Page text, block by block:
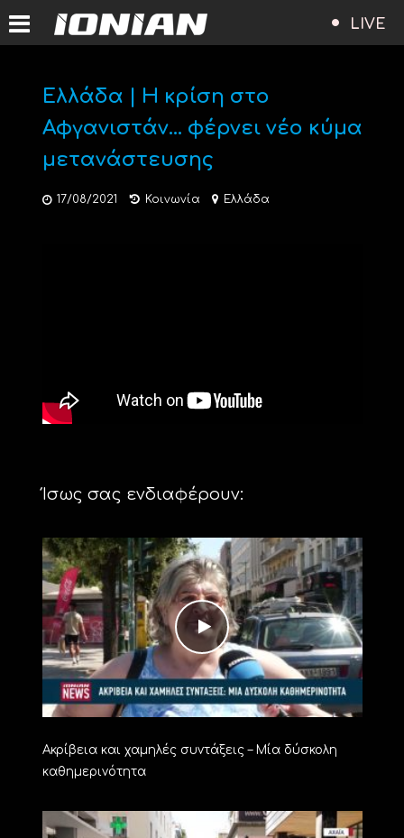
LIVE
Ελλάδα | Η κρίση στο
Αφγανιστάν… φέρνει νέο κύμα
μετανάστευσης
17/08/2021 Κοινωνία Ελλάδα
Ίσως σας ενδιαφέρουν:
Ακρίβεια και χαμηλές συντάξεις – Μία δύσκολη
καθημερινότητα